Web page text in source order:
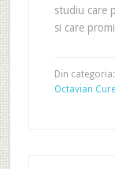
studiu care
si care
Din categoria:
Octavian